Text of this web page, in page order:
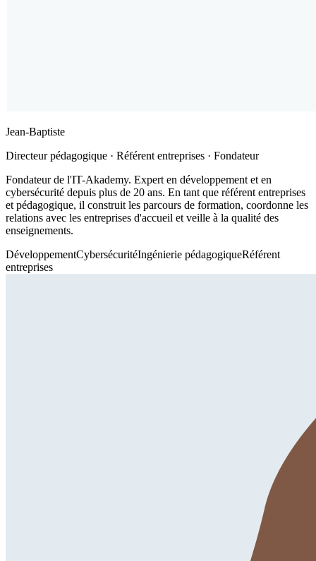
Jean-Baptiste
Directeur pédagogique · Référent entreprises · Fondateur
Fondateur de l'IT-Akademy. Expert en développement et en
cybersécurité depuis plus de 20 ans. En tant que référent entreprises
et pédagogique, il construit les parcours de formation, coordonne les
relations avec les entreprises d'accueil et veille à la qualité des
enseignements.
DéveloppementCybersécuritéIngénierie pédagogiqueRéférent
entreprises